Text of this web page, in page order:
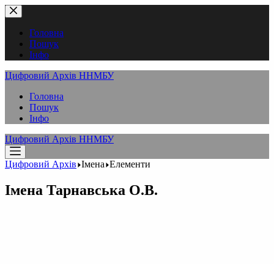
Перейти
до
вмістуГоловна
Пошук
Інфо
Цифровий Архів ННМБУ
Головна
Пошук
Інфо
Цифровий Архів ННМБУ
Цифровий Архів Імена Елементи
Імена Тарнавська О.В.